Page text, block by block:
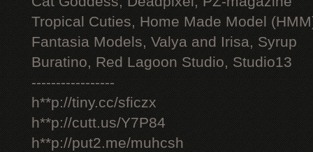
Tropical Cuties, Home Made Model
Fantasia Models, Valya and Irisa, Syrup
Buratino, Red Lagoon Studio, Studio13
-----------------
h**p://tiny.cc/sficzx
h**p://cutt.us/Y7P84
h**p://put2.me/muhcsh